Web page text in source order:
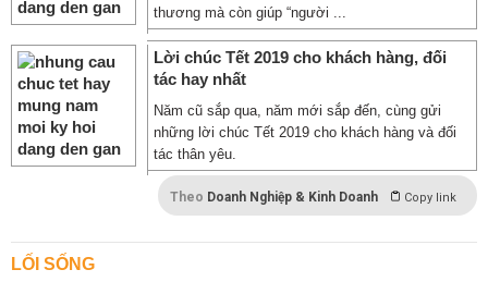
thương mà còn giúp “người ...
Lời chúc Tết 2019 cho khách hàng, đối
tác hay nhất
Năm cũ sắp qua, năm mới sắp đến, cùng gửi
những lời chúc Tết 2019 cho khách hàng và đối
tác thân yêu.
Theo Doanh Nghiệp & Kinh Doanh Copy link
LỐI SỐNG